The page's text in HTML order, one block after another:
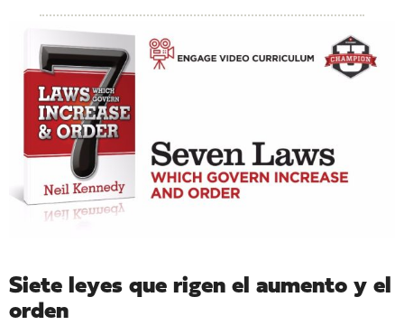
Siete leyes que rigen el aumento y el
orden